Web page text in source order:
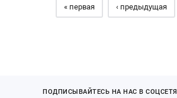
« первая ‹ предыдущая
ПОДПИСЫВАЙТЕСЬ НА НАС В